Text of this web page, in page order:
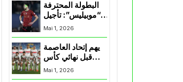
البطولة المحترفة
“موبيليس”: تأجيل
مباراة إتحاد
العاصمة وأتلتيك
بارادو
Mai 1, 2026
يهم إتحاد العاصمة
قبل نهائي كأس
اكاف : الزمالك
يسقط بثلاثية أمام
Mai 1, 2026